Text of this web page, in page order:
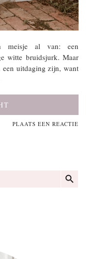
meisje al van: een
witte bruidsjurk. Maar
uitdaging zijn, want
PLAATS EEN REACTIE